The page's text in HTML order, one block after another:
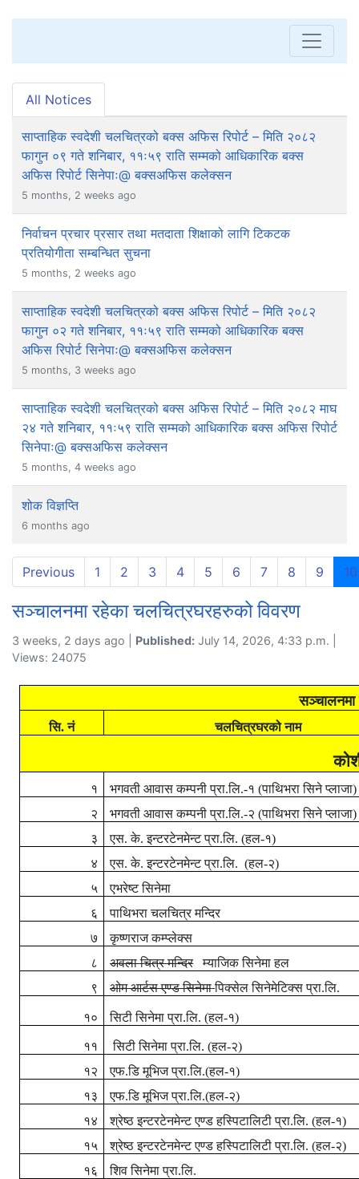
All Notices
साप्ताहिक स्वदेशी चलचित्रको बक्स अफिस रिपोर्ट – मिति २०८२
फागुन ०९ गते शनिबार, ११ः५९ राति सम्मको आधिकारिक बक्स
अफिस रिपोर्ट सिनेपाः@ बक्सअफिस कलेक्सन
5 months, 2 weeks ago
निर्वाचन प्रचार प्रसार तथा मतदाता शिक्षाको लागि टिकटक
प्रतियोगीता सम्बन्धित सुचना
5 months, 2 weeks ago
साप्ताहिक स्वदेशी चलचित्रको बक्स अफिस रिपोर्ट – मिति २०८२
फागुन ०२ गते शनिबार, ११ः५९ राति सम्मको आधिकारिक बक्स
अफिस रिपोर्ट सिनेपाः@ बक्सअफिस कलेक्सन
5 months, 3 weeks ago
साप्ताहिक स्वदेशी चलचित्रको बक्स अफिस रिपोर्ट – मिति २०८२ माघ
२४ गते शनिबार, ११ः५९ राति सम्मको आधिकारिक बक्स अफिस रिपोर्ट
सिनेपाः@ बक्सअफिस कलेक्सन
5 months, 4 weeks ago
शोक विज्ञप्ति
6 months ago
Previous 1 2 3 4 5 6 7 8 9 10
सञ्चालनमा रहेका चलचित्रघरहरुको विवरण
3 weeks, 2 days ago | Published: July 14, 2026, 4:33 p.m. |
Views: 24075
सञ्चालनमा
सि. नं चलचित्रघरको नाम
१
भगवती आवास कम्पनी प्रा.लि.-१ (पाथिभरा सिने प्लाजा)
२
भगवती आवास कम्पनी प्रा.लि.-२ (पाथिभरा सिने प्लाजा)
३
एस. के. इन्टरटेनमेन्ट प्रा.लि. (हल-१)
४
एस. के. इन्टरटेनमेन्ट प्रा.लि. (हल-२)
५
एभरेष्ट सिनेमा
६
पाथिभरा चलचित्र मन्दिर
७
कृष्णराज कम्प्लेक्स
८
अवला चित्र मन्दिर
म्याजिक सिनेमा हल
९
ओम आर्टस एण्ड सिनेमा पिक्सेल सिनेमेटिक्स प्रा.लि.
१० सिटी सिनेमा प्रा.लि. (हल-१)
११ सिटी सिनेमा प्रा.लि. (हल-२)
१२
एफ.डि मूभिज प्रा.लि.(हल-१)
१३
एफ.डि मूभिज प्रा.लि.(हल-२)
१४
श्रेष्ठ इन्टरटेनमेन्ट एण्ड हस्पिटालिटी प्रा.लि. (हल-१)
१५
श्रेष्ठ इन्टरटेनमेन्ट एण्ड हस्पिटालिटी प्रा.लि. (हल-२)
१६
शिव सिनेमा प्रा.लि.